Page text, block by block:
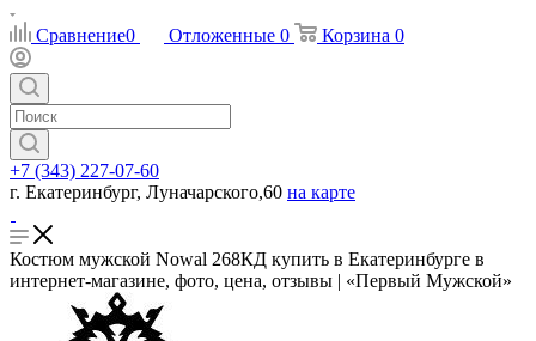
Сравнение0 Отложенные 0 Корзина 0
+7 (343) 227-07-60
г. Екатеринбург, Луначарского,60 на карте
Костюм мужской Nowal 268КД купить в Екатеринбурге в
интернет-магазине, фото, цена, отзывы | «Первый Мужской»